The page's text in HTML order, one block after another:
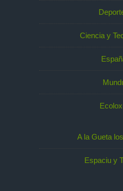
Ciencia y
A la Gueta
Espaciu y